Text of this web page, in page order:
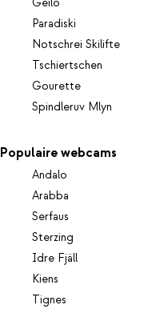
Geilo
Paradiski
Notschrei Skilifte
Tschiertschen
Gourette
Spindleruv Mlyn
Populaire webcams
Andalo
Arabba
Serfaus
Sterzing
Idre Fjäll
Kiens
Tignes